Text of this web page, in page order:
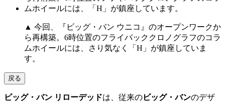
▲ 今回、『ビッグ・バン ウニコ』のオープンワークか
ら再構築。6時位置のフライバッククロノグラフのコラ
ムホイールには、さり気なく「H」が鎮座していま
す。
戻る
ビッグ・バン リローデッドは、従来のビッグ・バンのデザ